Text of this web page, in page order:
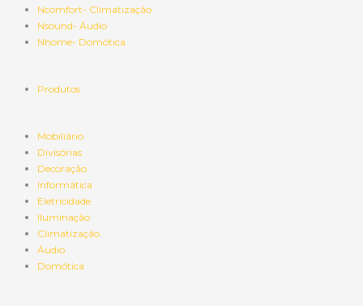
Ncomfort- Climatização
Nsound- Áudio
Nhome- Domótica
Produtos
Mobiliário
Divisórias
Decoração
Informática
Eletricidade
Iluminação
Climatização
Áudio
Domótica